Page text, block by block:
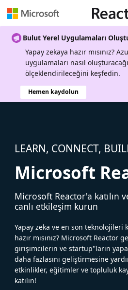
Bulut Yerel Uygulamaları
Yapay zekaya hazır mısınız?
uygulamaları nasıl
ölçeklendirileceğini keşfedin.
Hemen kaydolun
LEARN, CONNECT,
Microsoft
Microsoft Reactor'a katılın
canlı etkileşim kurun
Yapay zeka ve en son teknolojileri
hazır mısınız? Microsoft Reactor
girişimcilerin ve startup''ların
daha fazlasını geliştirmesine
etkinlikler, eğitimler ve topluluk
katılın!